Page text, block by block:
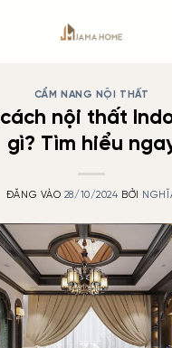
CẨM NANG NỘI THẤT
nội thất
gì? Tìm hiểu
ĐĂNG VÀO 28/10/2024 BỞI